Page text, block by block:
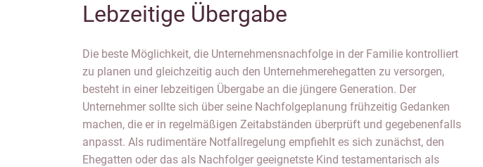
Lebzeitige Übergabe
Die beste Möglichkeit, die Unternehmensnachfolge in der Familie kontrolliert
zu planen und gleichzeitig auch den Unternehmerehegatten zu versorgen,
besteht in einer lebzeitigen Übergabe an die jüngere Generation. Der
Unternehmer sollte sich über seine Nachfolgeplanung frühzeitig Gedanken
machen, die er in regelmäßigen Zeitabständen überprüft und gegebenenfalls
anpasst. Als rudimentäre Notfallregelung empfiehlt es sich zunächst, den
Ehegatten oder das als Nachfolger geeignetste Kind testamentarisch als